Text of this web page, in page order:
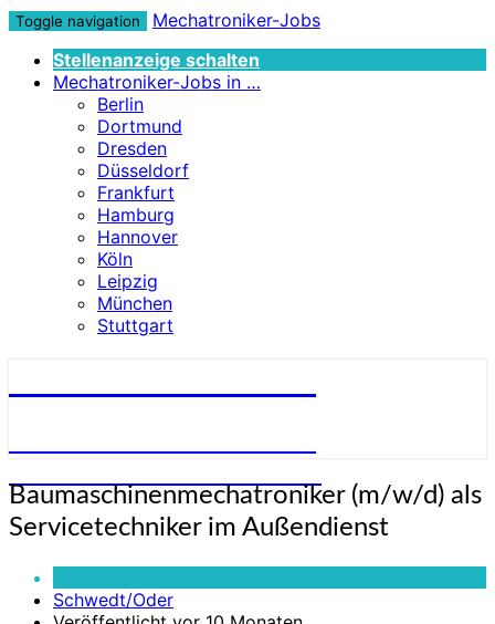
Toggle navigation
Mechatroniker-Jobs
Stellenanzeige schalten
Mechatroniker-Jobs in …
Berlin
Dortmund
Dresden
Düsseldorf
Frankfurt
Hamburg
Hannover
Köln
Leipzig
München
Stuttgart
Baumaschinenmechatroniker
(m/w/d)
als
Außendienst
Baumaschinenmechatroniker (m/w/d) als
Servicetechniker im Außendienst
Schwedt/Oder